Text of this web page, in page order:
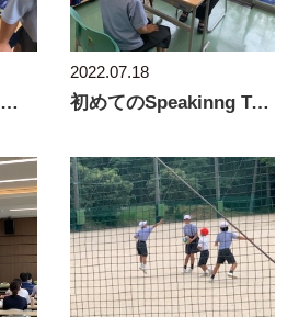
みんなで知恵を出し合って その４
2022.07.18
初めてのSpeakinng Test!!